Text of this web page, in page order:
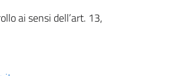
ai sensi dell’art. 13,